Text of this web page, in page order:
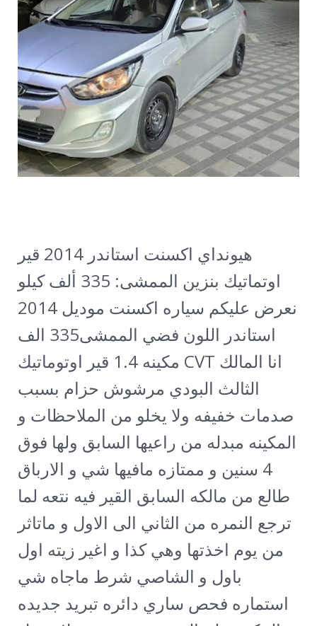
هيونداي اكسنت استاندر 2014 قير
اوتماتيك بنزين الممشى: 335 ألف كيلو
نعرض عليكم سياره اكسنت موديل 2014
استاندر اللون فضي الممشى335 الف
مكينه 1.4 قير اوتوماتيك CVT انا المالك
الثالث البودي مرشوش حزام بسبب
صدمات خفيفه ولا يخلو من الملاحظات و
المكينه مبدله من راعيها السابق ولها فوق
4 سنين و ممتازه مافيها شي و الارباق
طالع من مالكه السابق القير فيه نتعه لما
ترجع النمره من الثاني الى الاول و ماتاثر
من يوم اخذتها وهي كذا و اغير زيته اول
باول و الشاصي شرط ماجاه شي
استماره فحص ساري دائره تبريد جديده